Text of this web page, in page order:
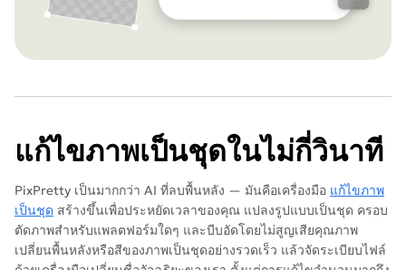
แก้ไขภาพเป็นชุดในไม่กี่วินาที
PixPretty เป็นมากกว่า AI ที่ลบพื้นหลัง — มันคือเครื่องมือ แก้ไขภาพ
เป็นชุด สร้างขึ้นเพื่อประหยัดเวลาของคุณ แปลงรูปแบบเป็นชุด ครอบ
ตัดภาพสำหรับแพลตฟอร์มใดๆ และบีบอัดโดยไม่สูญเสียคุณภาพ
เปลี่ยนพื้นหลังหรือสีของภาพเป็นชุดอย่างรวดเร็ว แล้วจัดระเบียบไฟล์